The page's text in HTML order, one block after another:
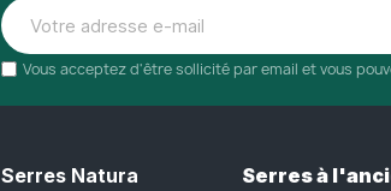
Vous acceptez d'être sollicité par email et vous
Serres Natura
Serres à